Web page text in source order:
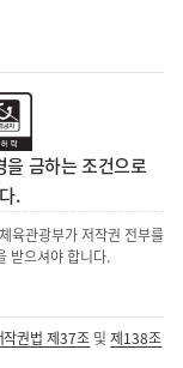
금하는 조건으로
.
육관광부가 저작권 전부를
받으셔야 합니다.
작권법 제37조 및제138조